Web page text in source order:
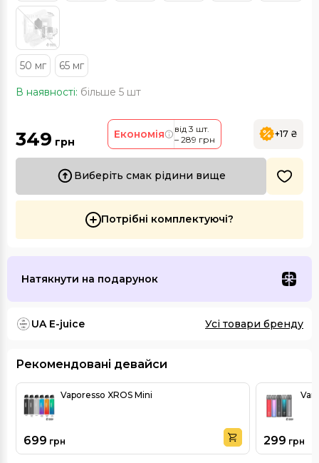
50 мг 65 мг
В наявності: більше 5 шт
349 грн
Економія
від 3 шт.
– 289 грн
+17 ₴
Виберіть смак рідини вище
Потрібні комплектуючі?
Натякнути на подарунок
UA E-juice Усі товари бренду
Рекомендовані девайси
Vaporesso XROS Mini
699 грн 299 грн